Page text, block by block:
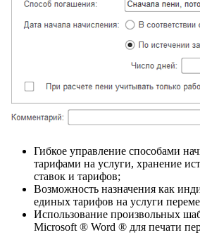
Гибкое управление способами
тарифами на услуги, хранение
ставок и тарифов;
Возможность назначения как
единых тарифов на услуги
Использование произвольных
Microsoft ® Word ® для печати